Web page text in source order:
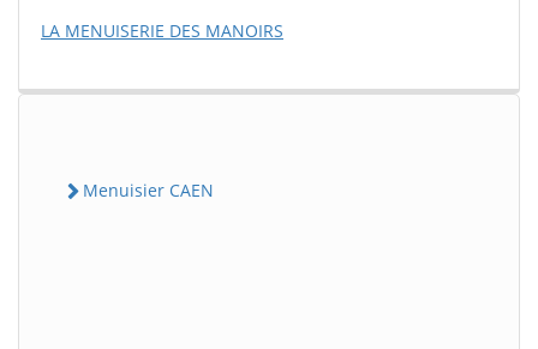
LA MENUISERIE DES MANOIRS
Menuisier CAEN